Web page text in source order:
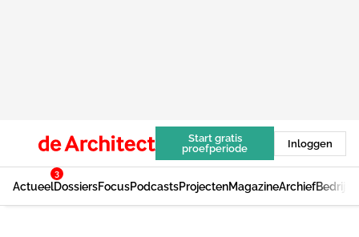
Start gratis
proefperiode
Inloggen
Actueel
3
DossiersFocusPodcastsProjectenMagazineArchief